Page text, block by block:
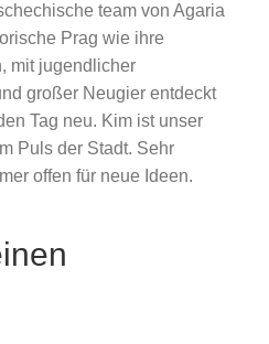
team von Agaria
Prag wie ihre
mit jugendlicher
großer Neugier entdeckt
Tag neu. Kim ist unser
Puls der Stadt. Sehr
offen für neue Ideen.